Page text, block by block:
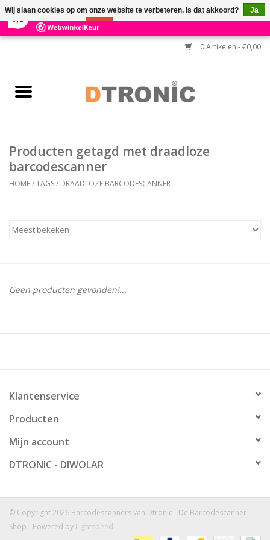
3 Reviews ×
0 Artikelen - €0,00
BARCODESCANNERS
HULP BIJ INSTALLATIE
Producten getagd met draadloze
barcodescanner
HOME/TAGS/ DRAADLOZE BARCODESCANNER
Geen producten gevonden!...
Klantenservice
Producten
Mijn account
DTRONIC - DIWOLAR
© Copyright 2026 Barcodescanners van Dtronic - De Barcodescanner
Shop - Powered by Lightspeed
Wij slaan cookies op om onze website te verbeteren. Is dat akkoord?
Ja
Nee